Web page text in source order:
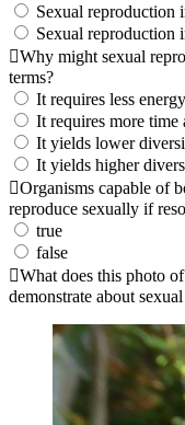
Sexual reproduction
Sexual reproduction
Why might sexual
terms?
It requires less
It requires more time
It yields lower
It yields higher
Organisms capable of
reproduce sexually if
true
false
What does this photo
demonstrate about